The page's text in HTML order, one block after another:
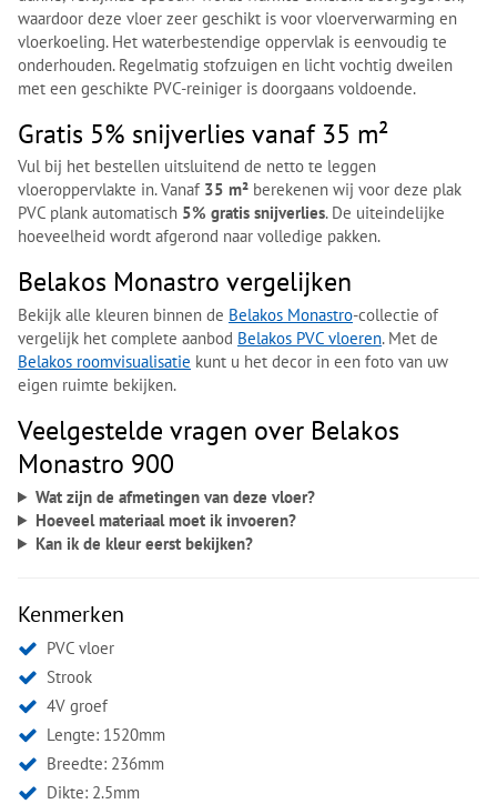
waardoor deze vloer zeer geschikt is voor vloerverwarming en
vloerkoeling. Het waterbestendige oppervlak is eenvoudig te
onderhouden. Regelmatig stofzuigen en licht vochtig dweilen
met een geschikte PVC-reiniger is doorgaans voldoende.
Gratis 5% snijverlies vanaf 35 m²
Vul bij het bestellen uitsluitend de netto te leggen
vloeroppervlakte in. Vanaf 35 m² berekenen wij voor deze plak
PVC plank automatisch 5% gratis snijverlies. De uiteindelijke
hoeveelheid wordt afgerond naar volledige pakken.
Belakos Monastro vergelijken
Bekijk alle kleuren binnen de Belakos Monastro-collectie of
vergelijk het complete aanbod Belakos PVC vloeren. Met de
Belakos roomvisualisatie kunt u het decor in een foto van uw
eigen ruimte bekijken.
Veelgestelde vragen over Belakos
Monastro 900
Wat zijn de afmetingen van deze vloer?
Hoeveel materiaal moet ik invoeren?
Kan ik de kleur eerst bekijken?
Kenmerken
PVC vloer
Strook
4V groef
Lengte: 1520mm
Breedte: 236mm
Dikte: 2.5mm